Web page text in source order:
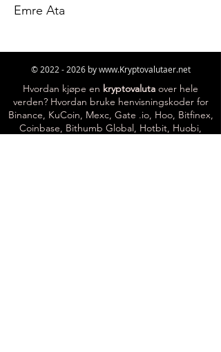
Emre Ata
© 2022 - 2026 bywww.Kryptovalutaer.net
Hvordan kjøpe en kryptovaluta over hele
verden? Hvordan bruke henvisningskoder for
Binance, KuCoin, Mexc, Gate .io, Hoo, Bitfinex,
Coinbase, Bithumb Global, Hotbit, Huobi,